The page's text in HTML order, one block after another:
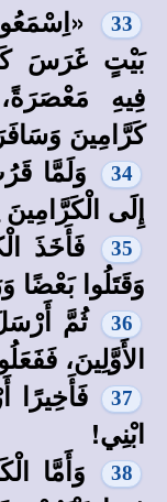
33
بَيْتٍ غَرَسَ
فِيهِ
كَرَّامِينَ
34
وَلَمَّا
إِلَى الْكَرَّامِينَ
35
فَأَخَذَ
وَقَتَلُوا بَعْضًا
36
ثُمَّ
الأَوَّلِينَ،
37
فَأَخِيرًا
ابْنِي!
38
وَأَمَّا